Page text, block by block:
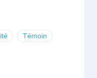
Témoin